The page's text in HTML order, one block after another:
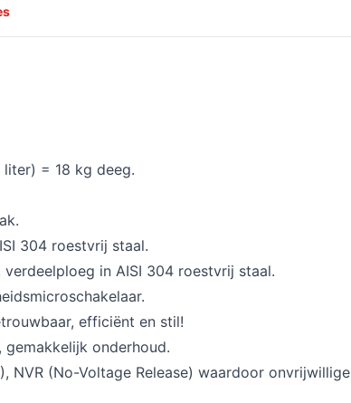
= 18 kg deeg.
304 roestvrij staal.
in AISI 304 roestvrij staal.
efficiënt en stil!
onderhoud.
NVR (No-Voltage Release) waardoor onvrijwillige